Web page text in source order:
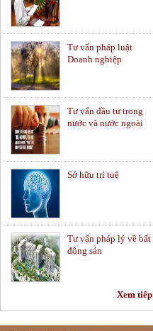
Tư vấn pháp luật
Doanh nghiệp
Tư vấn đầu tư trong
nước và nước ngoài
Sở hữu trí tuệ
Tư vấn pháp lý về bất
động sản
Soạn thảo hợp đồng
Xem tiếp